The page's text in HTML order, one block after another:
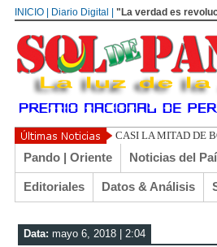
INICIO | Diario Digital | "La verdad es
UN LIBERTARIO
Pando | Oriente Noticias del
Editoriales Datos & Análisis
Data: mayo 6, 2018 | 2:04